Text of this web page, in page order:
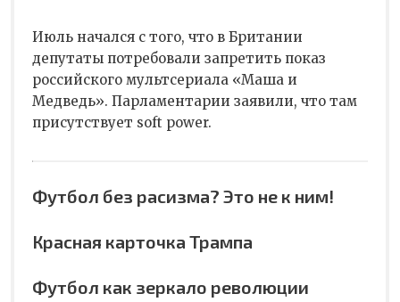
Июль начался с того, что в Британии
депутаты потребовали запретить показ
российского мультсериала «Маша и
Медведь». Парламентарии заявили, что там
присутствует soft power.
Футбол без расизма? Это не к ним!
Красная карточка Трампа
Футбол как зеркало революции